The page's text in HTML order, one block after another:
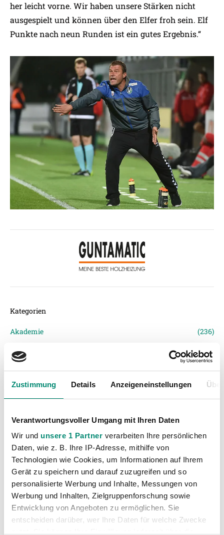
Zustimmung Details Anzeigeneinstellungen
Verantwortungsvoller Umgang mit Ihren Daten
Wir und unsere 1 Partner verarbeiten Ihre persönlichen
Daten, wie z. B. Ihre IP-Adresse, mithilfe von
Technologien wie Cookies, um Informationen auf Ihrem
Gerät zu speichern und darauf zuzugreifen und so
personalisierte Werbung und Inhalte, Messungen von
Werbung und Inhalten, Zielgruppenforschung sowie
Entwicklung von Angeboten zu ermöglichen. Sie
entscheiden darüber, wer Ihre Daten für welche Zwecke
her leicht vorne. Wir haben unsere Stärken nicht
ausgespielt und können über den Elfer froh sein. Elf
Punkte nach neun Runden ist ein gutes Ergebnis.“
Kategorien
Akademie
(236)
Damen
(6)
(413)
Ticketing
Unkategorisiert
(2867)